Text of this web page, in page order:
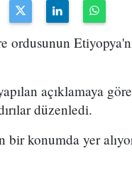
açıklamaya
düzenledi.
bir konumda yer